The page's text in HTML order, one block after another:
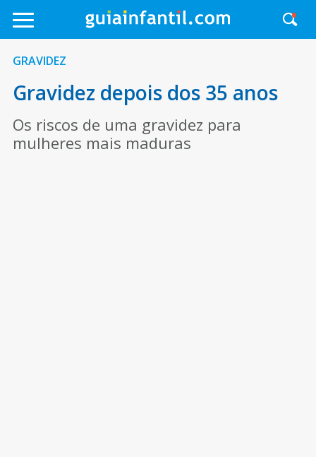
GRAVIDEZ
Gravidez depois dos 35 anos
Os riscos de uma gravidez para
mulheres mais maduras